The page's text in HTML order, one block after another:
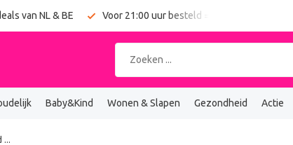
van NL & BE Voor 21:00 uur besteld = vandaag verzonden
Baby&Kind Wonen & Slapen Gezondheid Actie
...